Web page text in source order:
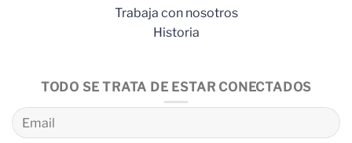
Trabaja con nosotros
Historia
TODO SE TRATA DE ESTAR CONECTADOS